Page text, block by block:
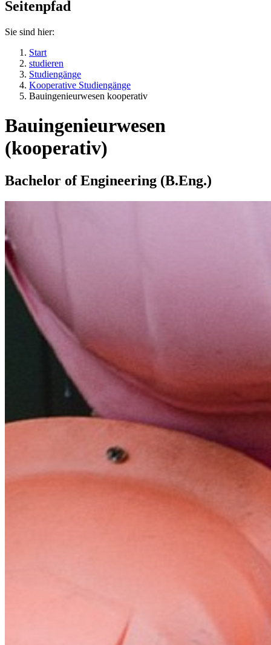
Seitenpfad
Sie sind hier:
Start
studieren
Studiengänge
Kooperative Studiengänge
Bauingenieurwesen kooperativ
Bauingenieurwesen
(kooperativ)
Bachelor of Engineering (B.Eng.)